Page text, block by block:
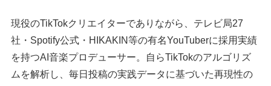
現役のTikTokクリエイターでありながら、テレビ局27
社・Spotify公式・HIKAKIN等の有名YouTuberに採用実績
を持つAI音楽プロデューサー。自らTikTokのアルゴリズ
ムを解析し、毎日投稿の実践データに基づいた再現性の